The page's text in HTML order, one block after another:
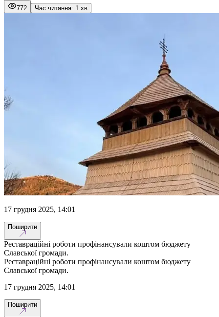
772 Час читання: 1 хв
17 грудня 2025, 14:01
Поширити
Реставраційні роботи профінансували коштом бюджету
Славської громади.
Реставраційні роботи профінансували коштом бюджету
Славської громади.
17 грудня 2025, 14:01
Поширити